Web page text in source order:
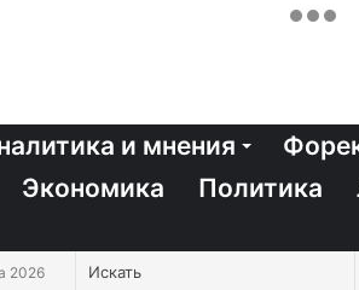
и мнения
Экономика Политика
2026